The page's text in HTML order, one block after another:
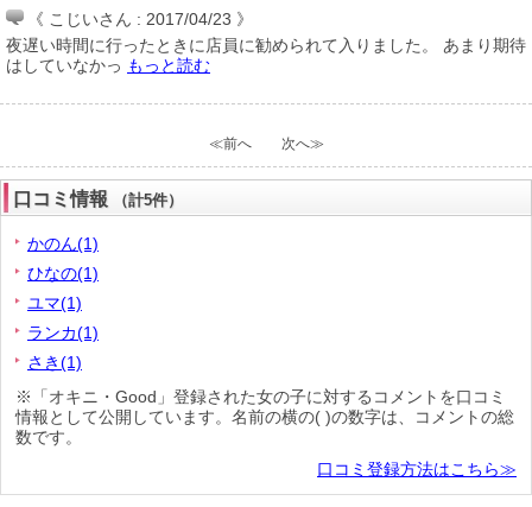
《 こじいさん : 2017/04/23 》
夜遅い時間に行ったときに店員に勧められて入りました。 あまり期待
はしていなかっ もっと読む
≪前へ 次へ≫
口コミ情報 （計5件）
かのん(1)
ひなの(1)
ユマ(1)
ランカ(1)
さき(1)
※「オキニ・Good」登録された女の子に対するコメントを口コミ
情報として公開しています。名前の横の( )の数字は、コメントの総
数です。
口コミ登録方法はこちら≫